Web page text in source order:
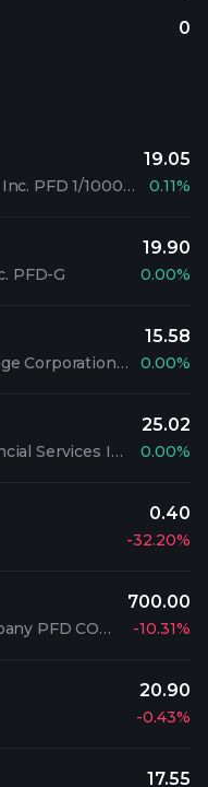
0
The Goldman Sachs Group Inc. PFD 1/1000 C
19.05
0.11%
PFD-G
19.90
0.00%
Federal Home Loan Mortgage Corporation PFD 5.1% SAL
15.58
0.00%
Ladenburg Thalmann Financial Services Inc. 7.00% SN NT 28
25.02
0.00%
0.40
-32.20%
Bristol-Myers Squibb Company PFD CONV 2
700.00
-10.31%
20.90
-0.43%
17.55